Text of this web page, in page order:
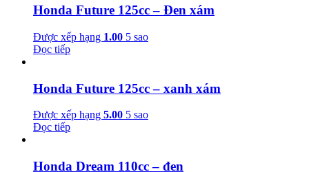
Honda Future 125cc – Đen xám
Được xếp hạng 1.00 5 sao
Đọc tiếp
Honda Future 125cc – xanh xám
Được xếp hạng 5.00 5 sao
Đọc tiếp
Honda Dream 110cc – đen